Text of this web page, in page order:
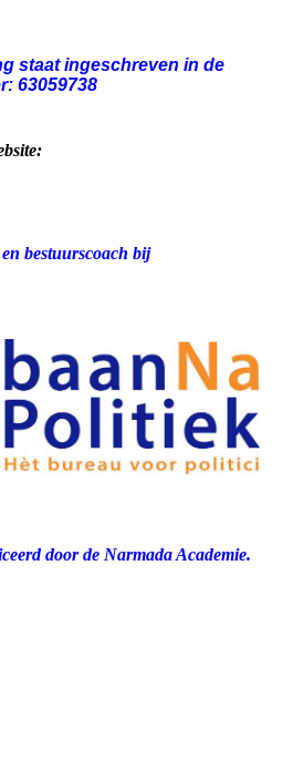
staat ingeschreven in de
63059738
bestuurscoach bij
door de Narmada Academie.